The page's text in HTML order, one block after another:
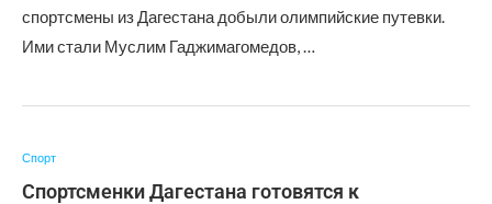
спортсмены из Дагестана добыли олимпийские путевки.
Ими стали Муслим Гаджимагомедов, …
Спорт
Спортсменки Дагестана готовятся к